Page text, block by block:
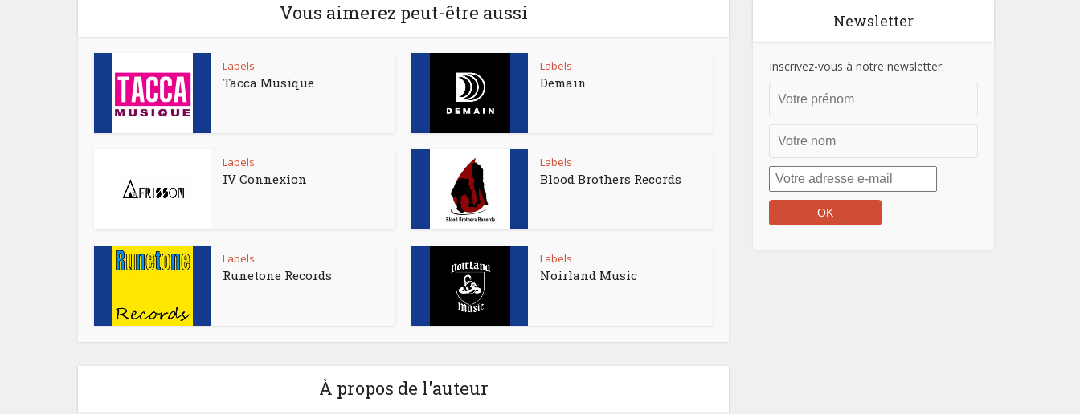
Vous aimerez peut-être aussi
Labels
Tacca Musique
Labels
Demain
Labels
IV Connexion
Labels
Blood Brothers Records
Labels
Runetone Records
Labels
Noirland Music
À propos de l'auteur
Newsletter
Inscrivez-vous à notre newsletter: